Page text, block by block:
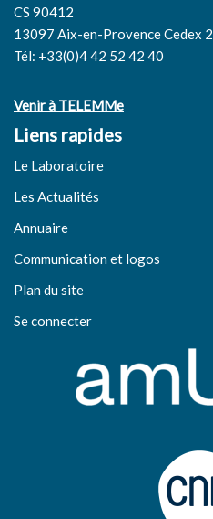
CS 90412
13097 Aix-en-Provence Cedex 2
Tél: +33(0)4 42 52 42 40
Venir à TELEMMe
Liens rapides
Le Laboratoire
Les Actualités
Annuaire
Communication et logos
Plan du site
Se connecter